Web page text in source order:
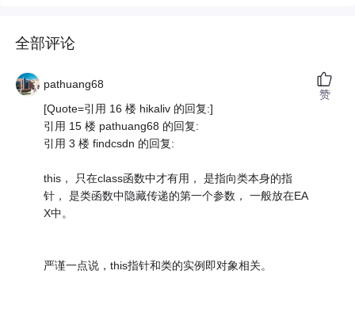
全部评论
pathuang68
[Quote=引用 16 楼 hikaliv 的回复:]
引用 15 楼 pathuang68 的回复:
引用 3 楼 findcsdn 的回复:
this， 只在class函数中才有用， 是指向类本身的指
针， 是类函数中隐藏传递的第一个参数， 一般放在EA
X中。
严谨一点说，this指针和类的实例即对象相关。
赞